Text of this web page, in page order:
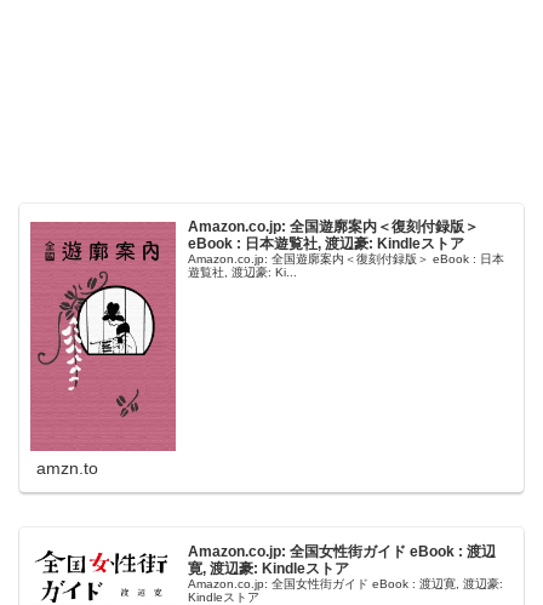
Amazon.co.jp: 全国遊廓案内＜復刻付録版＞
eBook : 日本遊覧社, 渡辺豪: Kindleストア
Amazon.co.jp: 全国遊廓案内＜復刻付録版＞ eBook : 日本
遊覧社, 渡辺豪: Ki...
amzn.to
Amazon.co.jp: 全国女性街ガイド eBook : 渡辺
寛, 渡辺豪: Kindleストア
Amazon.co.jp: 全国女性街ガイド eBook : 渡辺寛, 渡辺豪:
Kindleストア